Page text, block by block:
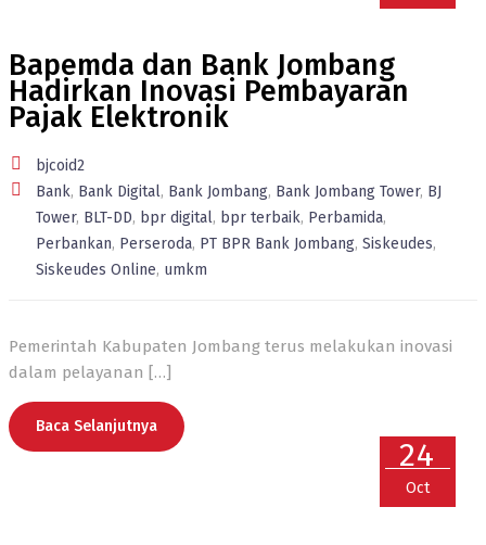
Bapemda dan Bank Jombang
Hadirkan Inovasi Pembayaran
Pajak Elektronik
bjcoid2
Bank, Bank Digital, Bank Jombang, Bank Jombang Tower, BJ
Tower, BLT-DD, bpr digital, bpr terbaik, Perbamida,
Perbankan, Perseroda, PT BPR Bank Jombang, Siskeudes,
Siskeudes Online, umkm
Pemerintah Kabupaten Jombang terus melakukan inovasi
dalam pelayanan […]
Baca Selanjutnya
24
Oct